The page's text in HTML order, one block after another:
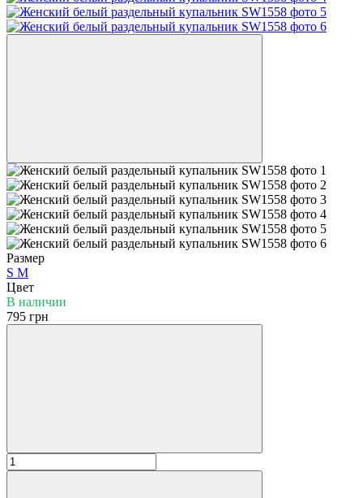
Размер
S М
Цвет
В наличии
795 грн